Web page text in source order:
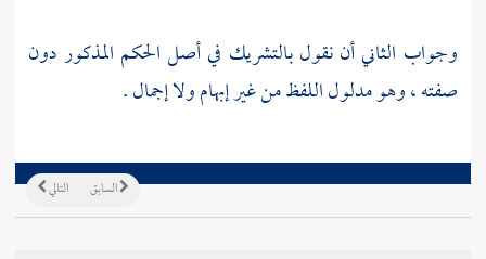
وجواب الثاني أن نقول بالتشريك في أصل الحكم المذكور دون
صفته ، وهو مدلول اللفظ من غير إبهام ولا إجمال .
التالي السابق